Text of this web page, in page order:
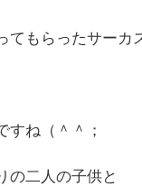
てもらったサーカ
すね（＾＾；
の二人の子供と